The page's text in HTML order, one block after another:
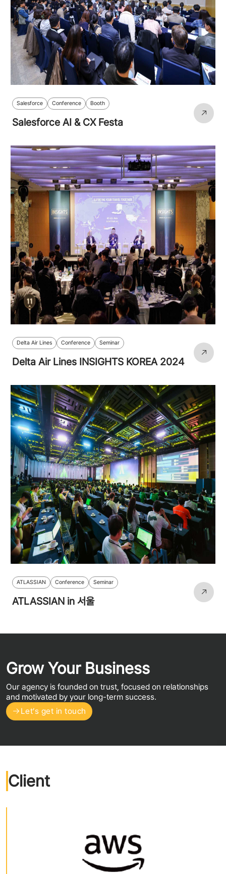
Salesforce Conference Booth
Salesforce AI & CX Festa
Delta Air Lines Conference Seminar
Delta Air Lines INSIGHTS KOREA 2024
ATLASSIAN Conference Seminar
ATLASSIAN in 서울
Grow Your Business
Our agency is founded on trust, focused on relationships
and motivated by your long-term success.
Let’s get in touch
Client